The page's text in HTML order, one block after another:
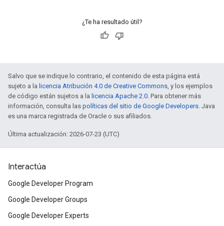
¿Te ha resultado útil?
Salvo que se indique lo contrario, el contenido de esta página está
sujeto a la licencia Atribución 4.0 de Creative Commons , y los ejemplos
de código están sujetos a la licencia Apache 2.0 . Para obtener más
información, consulta las políticas del sitio de Google Developers . Java
es una marca registrada de Oracle o sus afiliados.
Última actualización: 2026-07-23 (UTC)
Interactúa
Google Developer Program
Google Developer Groups
Google Developer Experts